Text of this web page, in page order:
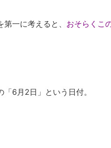
一に考えると、 おそらくこ
「6月2日」という日付。